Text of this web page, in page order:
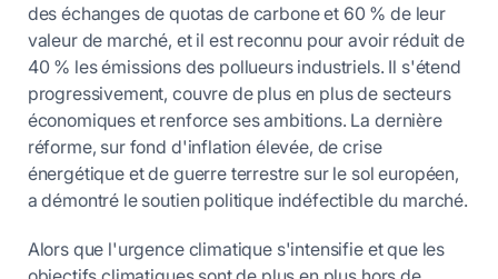
des échanges de quotas de carbone et 60 % de leur
valeur de marché, et il est reconnu pour avoir réduit de
40 % les émissions des pollueurs industriels. Il s'étend
progressivement, couvre de plus en plus de secteurs
économiques et renforce ses ambitions. La dernière
réforme, sur fond d'inflation élevée, de crise
énergétique et de guerre terrestre sur le sol européen,
a démontré le soutien politique indéfectible du marché.
Alors que l'urgence climatique s'intensifie et que les